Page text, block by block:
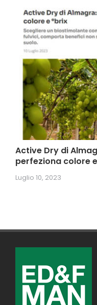
Active Dry di
perfeziona colore
Luglio 10, 2023